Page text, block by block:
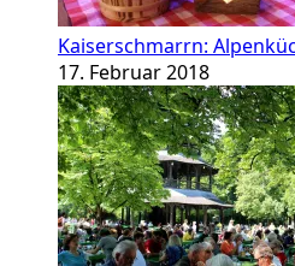
Kaiserschmarrn:
17. Februar 2018